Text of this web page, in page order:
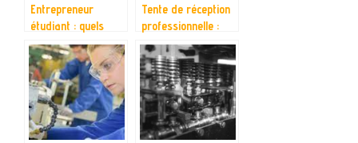
Entrepreneur
étudiant : quels
sont les
financements que
vous devez
connaitre ?
Tente de réception
professionnelle :
quels avantages ?